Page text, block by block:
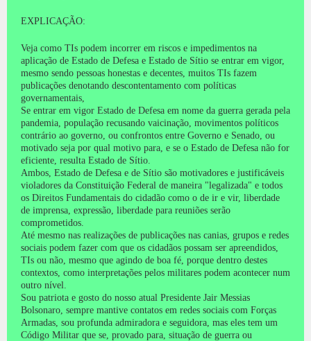
EXPLICAÇÃO:
Veja como TIs podem incorrer em riscos e impedimentos na
aplicação de Estado de Defesa e Estado de Sítio se entrar em vigor,
mesmo sendo pessoas honestas e decentes, muitos TIs fazem
publicações denotando descontentamento com políticas
governamentais,
Se entrar em vigor Estado de Defesa em nome da guerra gerada pela
pandemia, população recusando vaicinação, movimentos políticos
contrário ao governo, ou confrontos entre Governo e Senado, ou
motivado seja por qual motivo para, e se o Estado de Defesa não for
eficiente, resulta Estado de Sítio.
Ambos, Estado de Defesa e de Sítio são motivadores e justificáveis ​​
violadores da Constituição Federal de maneira "legalizada" e todos
os Direitos Fundamentais do cidadão como o de ir e vir, liberdade
de imprensa, expressão, liberdade para reuniões serão
comprometidos.
Até mesmo nas realizações de publicações nas canias, grupos e redes
sociais podem fazer com que os cidadãos possam ser apreendidos,
TIs ou não, mesmo que agindo de boa fé, porque dentro destes
contextos, como interpretações pelos militares podem acontecer num
outro nível.
Sou patriota e gosto do nosso atual Presidente Jair Messias
Bolsonaro, sempre mantive contatos em redes sociais com Forças
Armadas, sou profunda admiradora e seguidora, mas eles tem um
Código Militar que se, provado para, situação de guerra ou